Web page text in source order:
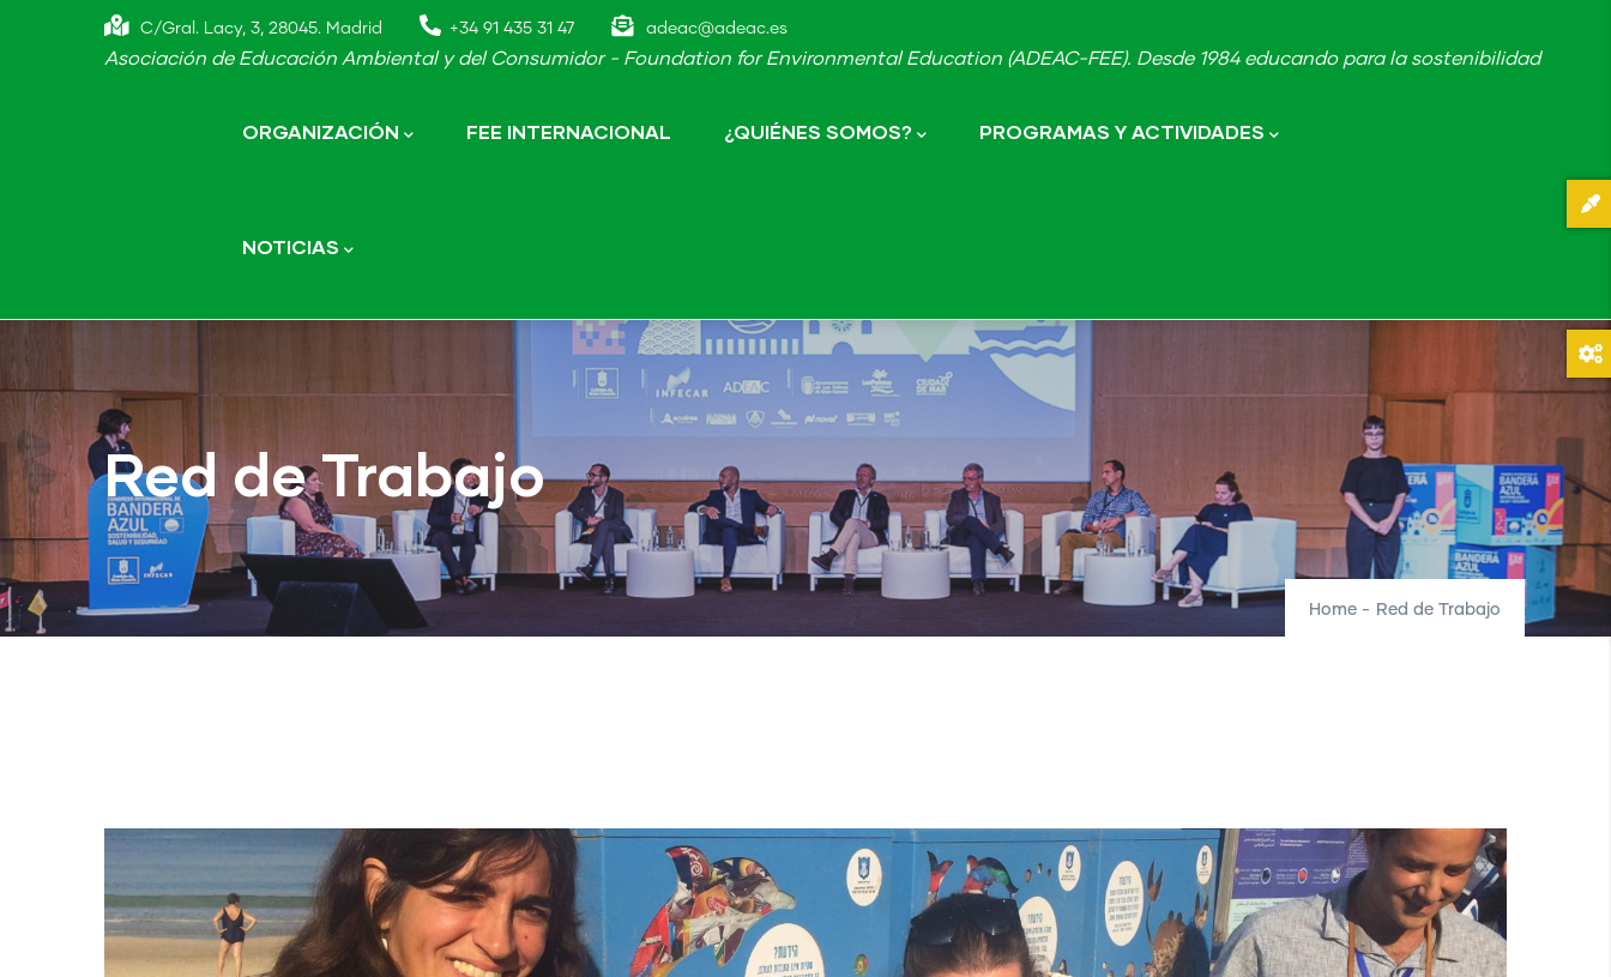
C/Gral. Lacy, 3, 28045. Madrid +34 91 435 31 47 adeac@adeac.es
Asociación de Educación Ambiental y del Consumidor - Foundation for Environmental Education (ADEAC-FEE). Desde 1984 educando para la sostenibilidad
navigation
ORGANIZACIÓN FEE INTERNACIONAL ¿QUIÉNES SOMOS? PROGRAMAS Y ACTIVIDADES
NOTICIAS
Red de Trabajo
Home - Red de Trabajo